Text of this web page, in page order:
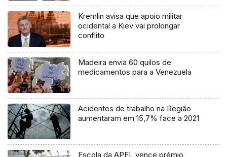
Kremlin avisa que apoio militar
ocidental a Kiev vai prolongar
conflito
Madeira envia 60 quilos de
medicamentos para a Venezuela
Acidentes de trabalho na Região
aumentaram em 15,7% face a 2021
Escola da APEL vence prémio